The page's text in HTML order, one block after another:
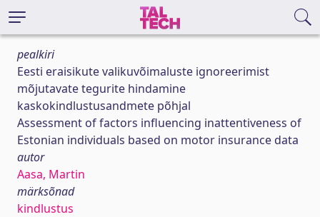
pealkiri
Eesti eraisikute valikuvõimaluste ignoreerimist
mõjutavate tegurite hindamine
kaskokindlustusandmete põhjal
Assessment of factors influencing inattentiveness of
Estonian individuals based on motor insurance data
autor
Aasa, Martin
märksõnad
kindlustus